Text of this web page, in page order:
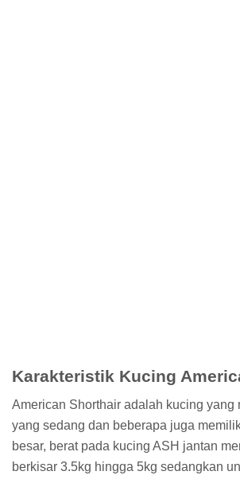
Karakteristik Kucing
American Shorthair adalah kucing yang
yang sedang dan beberapa juga
besar, berat pada kucing ASH jantan
berkisar 3.5kg hingga 5kg sedangkan